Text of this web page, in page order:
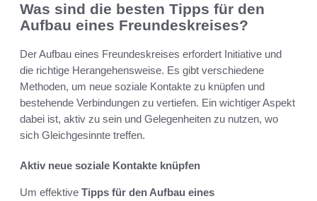
Was sind die besten Tipps für den
Aufbau eines Freundeskreises?
Der Aufbau eines Freundeskreises erfordert Initiative und
die richtige Herangehensweise. Es gibt verschiedene
Methoden, um neue soziale Kontakte zu knüpfen und
bestehende Verbindungen zu vertiefen. Ein wichtiger Aspekt
dabei ist, aktiv zu sein und Gelegenheiten zu nutzen, wo
sich Gleichgesinnte treffen.
Aktiv neue soziale Kontakte knüpfen
Um effektive Tipps für den Aufbau eines